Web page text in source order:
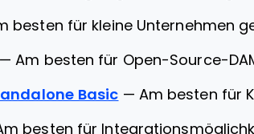
besten für kleine Unternehmen
—Am besten für Open-Source-
Basic — Am besten für
besten für